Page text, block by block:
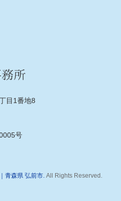
目1番地8
号
青森県 弘前市. All Rights Reserved.